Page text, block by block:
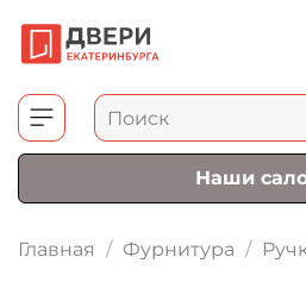
Наши
Главная Фурнитура